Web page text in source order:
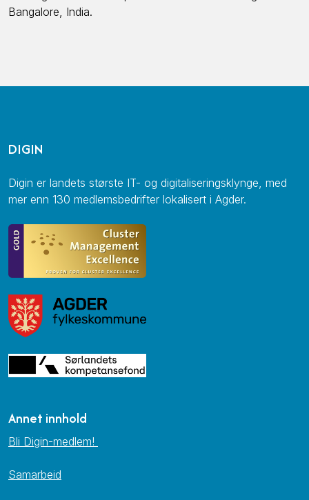
Bangalore, India.
DIGIN
Digin er landets største IT- og digitaliseringsklynge, med
mer enn 130 medlemsbedrifter lokalisert i Agder.
Annet innhold
Bli Digin-medlem!
Samarbeid